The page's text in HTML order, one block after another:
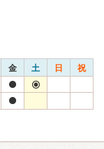
金 土 日 祝